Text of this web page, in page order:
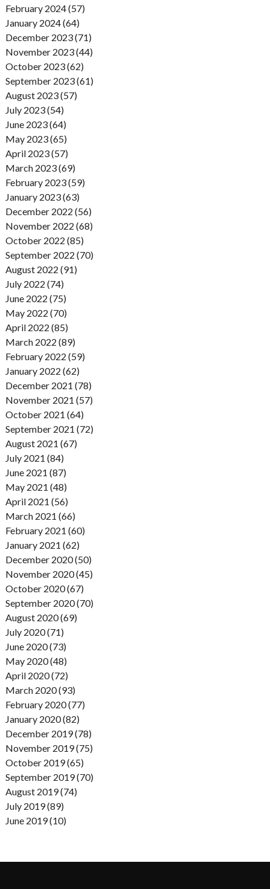
February 2024 (57)
January 2024 (64)
December 2023 (71)
November 2023 (44)
October 2023 (62)
September 2023 (61)
August 2023 (57)
July 2023 (54)
June 2023 (64)
May 2023 (65)
April 2023 (57)
March 2023 (69)
February 2023 (59)
January 2023 (63)
December 2022 (56)
November 2022 (68)
October 2022 (85)
September 2022 (70)
August 2022 (91)
July 2022 (74)
June 2022 (75)
May 2022 (70)
April 2022 (85)
March 2022 (89)
February 2022 (59)
January 2022 (62)
December 2021 (78)
November 2021 (57)
October 2021 (64)
September 2021 (72)
August 2021 (67)
July 2021 (84)
June 2021 (87)
May 2021 (48)
April 2021 (56)
March 2021 (66)
February 2021 (60)
January 2021 (62)
December 2020 (50)
November 2020 (45)
October 2020 (67)
September 2020 (70)
August 2020 (69)
July 2020 (71)
June 2020 (73)
May 2020 (48)
April 2020 (72)
March 2020 (93)
February 2020 (77)
January 2020 (82)
December 2019 (78)
November 2019 (75)
October 2019 (65)
September 2019 (70)
August 2019 (74)
July 2019 (89)
June 2019 (10)